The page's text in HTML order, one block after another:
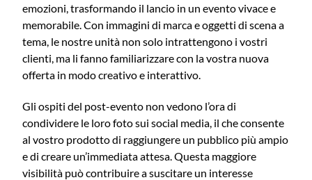
emozioni, trasformando il lancio in un evento vivace e
memorabile. Con immagini di marca e oggetti di scena a
tema, le nostre unità non solo intrattengono i vostri
clienti, ma li fanno familiarizzare con la vostra nuova
offerta in modo creativo e interattivo.
Gli ospiti del post-evento non vedono l’ora di
condividere le loro foto sui social media, il che consente
al vostro prodotto di raggiungere un pubblico più ampio
e di creare un’immediata attesa. Questa maggiore
visibilità può contribuire a suscitare un interesse